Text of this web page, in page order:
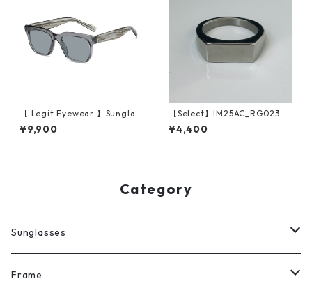
【 Legit Eyewear 】Sunglas
ses Sutoku (Grey/Grey)
¥9,900
【Select】IM25AC_RG023 /
Simple squarer ring（Silve
r）
¥4,400
Category
Sunglasses
All
Frame